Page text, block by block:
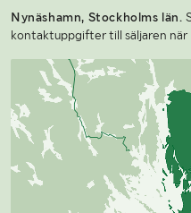
Nynäshamn, Stockholms län.
kontaktuppgifter till säljaren